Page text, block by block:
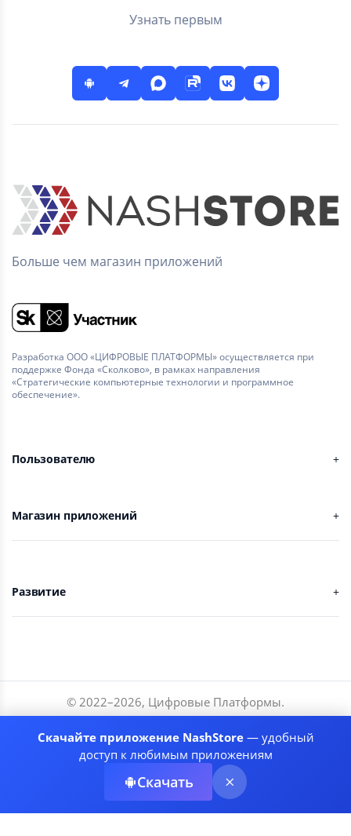
Узнать первым
Больше чем магазин приложений
Разработка ООО «ЦИФРОВЫЕ ПЛАТФОРМЫ» осуществляется при
поддержке Фонда «Сколково», в рамках направления
«Стратегические компьютерные технологии и программное
обеспечение».
Пользователю
Магазин приложений
Развитие
© 2022–2026, Цифровые Платформы.
Разработчики
Соглашение
Рекомендательные системы
Скачайте приложение NashStore— удобный
доступ к любимым приложениям
Скачать